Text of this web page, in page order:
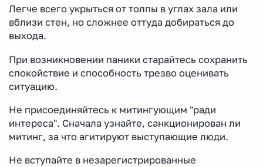
Легче всего укрыться от толпы в углах зала или
вблизи стен, но сложнее оттуда добираться до
выхода.
При возникновении паники старайтесь сохранить
спокойствие и способность трезво оценивать
ситуацию.
Не присоединяйтесь к митингующим "ради
интереса". Сначала узнайте, санкционирован ли
митинг, за что агитируют выступающие люди.
Не вступайте в незарегистрированные